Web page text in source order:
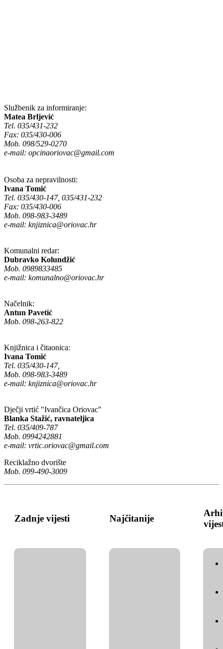
Službenik za informiranje:
Matea Brljević
Tel. 035/431-232
Fax: 035/430-006
Mob. 098/529-0270
e-mail: opcinaoriovac@gmail.com
Osoba za nepravilnosti:
Ivana Tomić
Tel. 035/430-147, 035/431-232
Fax: 035/430-006
Mob. 098-983-3489
e-mail: knjiznica@oriovac.hr
Komunalni redar:
Dubravko Kolundžić
Mob. 0989833485
e-mail: komunalno@oriovac.hr
Načelnik:
Antun Pavetić
Mob. 098-263-822
Knjižnica i čitaonica:
Ivana Tomić
Tel. 035/430-147,
Mob. 098-983-3489
e-mail: knjiznica@oriovac.hr
Dječji vrtić "Ivančica Oriovac"
Blanka Stažić, ravnateljica
Tel. 035/409-787
Mob. 0994242881
e-mail: vrtic.oriovac@gmail.com
Reciklažno dvorište
Mob. 099-490-3009
Zadnje vijesti Najčitanije